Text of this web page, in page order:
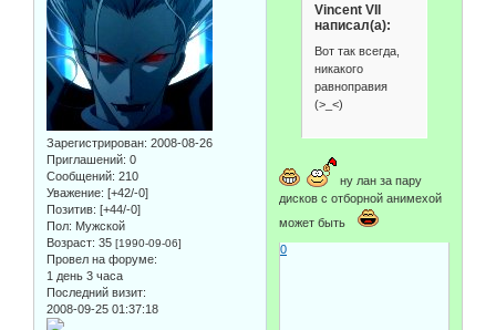
Зарегистрирован: 2008-08-26
Приглашений: 0
Сообщений: 210
Уважение: [+42/-0]
Позитив: [+44/-0]
Пол: Мужской
Возраст: 35 [1990-09-06]
Провел на форуме:
1 день 3 часа
Последний визит:
2008-09-25 01:37:18
Vincent VII
написал(а):
Вот так всегда,
никакого
равноправия
(>_<)
ну лан за пару
дисков с отборной анимехой
может быть
0